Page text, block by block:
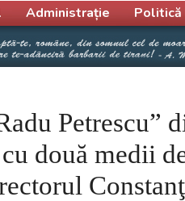
Petrescu”
două medii
Administrație Politică